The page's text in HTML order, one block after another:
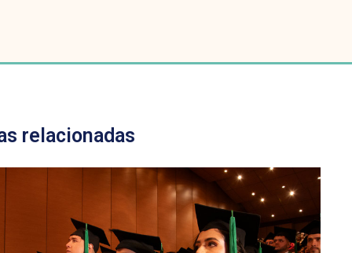
relacionadas